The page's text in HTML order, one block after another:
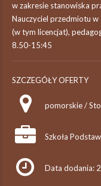
w zakresie stanowiska
Nauczyciel przedmiotu
(w tym licencjat),
8.50-15:45
SZCZEGÓŁY OFERTY
pomorskie /
Szkoła
Data dodania: